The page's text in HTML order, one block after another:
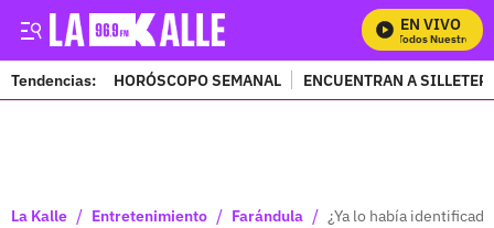
EN VIVO
Mira Todos Nuestros
Tendencias: HORÓSCOPO SEMANAL ENCUENTRAN A
La Kalle / Entretenimiento / Farándula / ¿Ya lo había